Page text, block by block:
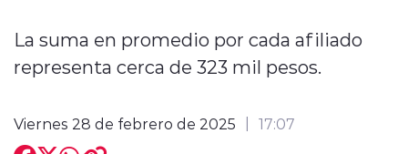
Regiones al Aire
La suma en promedio por cada afiliado
representa cerca de 323 mil pesos.
Viernes 28 de febrero de 2025 17:07